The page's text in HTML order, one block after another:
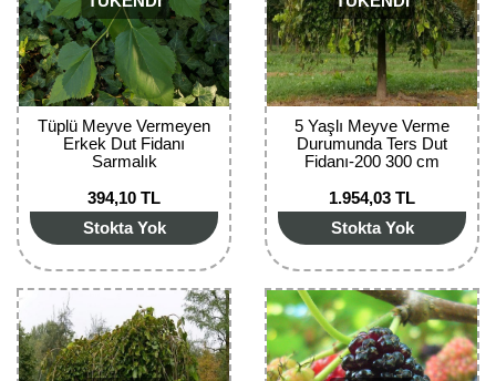
Tüplü Meyve Vermeyen
Erkek Dut Fidanı
Sarmalık
394,10 TL
Stokta Yok
5 Yaşlı Meyve Verme
Durumunda Ters Dut
Fidanı-200 300 cm
1.954,03 TL
Stokta Yok
Nadir Çeşit Meyveler
Nar Fidanı
Narenciye Fidanları
Nektarin Fidanı
Papaya Fidanı
Pepino Fidanı
Pitaya Fidanı
Şeftali Fidanı